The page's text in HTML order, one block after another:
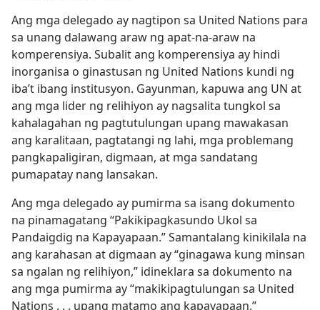
Ang mga delegado ay nagtipon sa United Nations para
sa unang dalawang araw ng apat-na-araw na
komperensiya. Subalit ang komperensiya ay hindi
inorganisa o ginastusan ng United Nations kundi ng
iba’t ibang institusyon. Gayunman, kapuwa ang UN at
ang mga lider ng relihiyon ay nagsalita tungkol sa
kahalagahan ng pagtutulungan upang mawakasan
ang karalitaan, pagtatangi ng lahi, mga problemang
pangkapaligiran, digmaan, at mga sandatang
pumapatay nang lansakan.
Ang mga delegado ay pumirma sa isang dokumento
na pinamagatang “Pakikipagkasundo Ukol sa
Pandaigdig na Kapayapaan.” Samantalang kinikilala na
ang karahasan at digmaan ay “ginagawa kung minsan
sa ngalan ng relihiyon,” idineklara sa dokumento na
ang mga pumirma ay “makikipagtulungan sa United
Nations . . . upang matamo ang kapayapaan.”